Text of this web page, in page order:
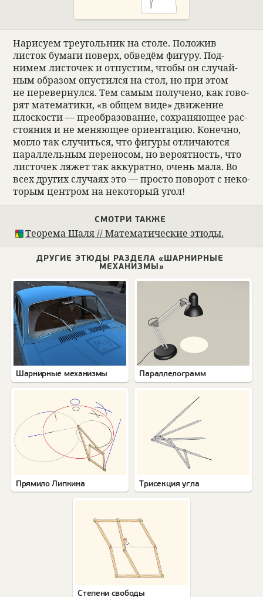
Нари­суем тре­уголь­ник на столе. Положив
листок бумаги поверх, обве­дём фигуру. Под­
нимем листо­чек и отпу­стим, чтобы он слу­чай­
ным обра­зом опу­стился на стол, но при этом
не пере­вер­нулся. Тем самым полу­чено, как гово­
рят матема­тики, «в общем виде» движе­ние
плос­ко­сти — пре­об­ра­зо­ва­ние, сохра­няющее рас­
сто­я­ния и не меняющее ори­ен­тацию. Конечно,
могло так слу­читься, что фигуры отли­чаются
парал­лель­ным пере­но­сом, но веро­ят­ность, что
листо­чек ляжет так акку­ратно, очень мала. Во
всех других слу­чаях это — про­сто пово­рот с неко­
то­рым цен­тром на неко­то­рый угол!
СМОТРИ ТАКЖЕ
Тео­рема Шаля // Матема­ти­че­ские этюды.
ДРУГИЕ ЭТЮДЫ РАЗДЕЛА «ШАРНИРНЫЕ
МЕХАНИЗМЫ»
Шарнирные механизмы Параллелограмм
Прямило Липкина Трисекция угла
Степени свободы